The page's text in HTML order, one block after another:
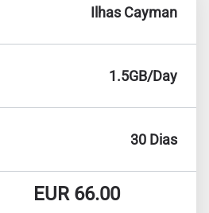
Ilhas Cayman
1.5GB/Day
30 Dias
EUR66.00